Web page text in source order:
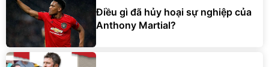
Điều gì đã hủy hoại sự nghiệp của
Anthony Martial?